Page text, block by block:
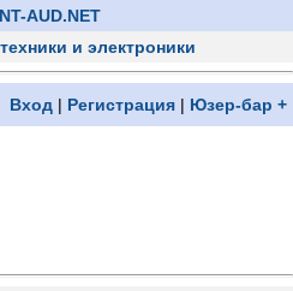
AUD.NET
и электроники
Вход | Регистрация | Юзер-бар +